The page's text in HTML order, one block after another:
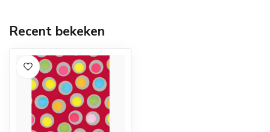
Recent bekeken